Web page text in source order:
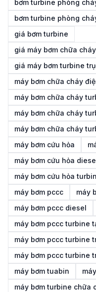
bơm turbine phòng
bơm turbine phòng
giá bơm turbine
giá máy bơm chữa
giá máy bơm turbine
máy bơm chữa cháy
máy bơm chữa cháy
máy bơm chữa cháy
máy bơm chữa cháy
máy bơm cứu hỏa
máy bơm cứu hỏa
máy bơm cứu hỏa
máy bơm pccc
máy
máy bơm pccc diesel
máy bơm pccc turbine
máy bơm pccc turbine
máy bơm pccc turbine
máy bơm tuabin
máy bơm turbine chữa